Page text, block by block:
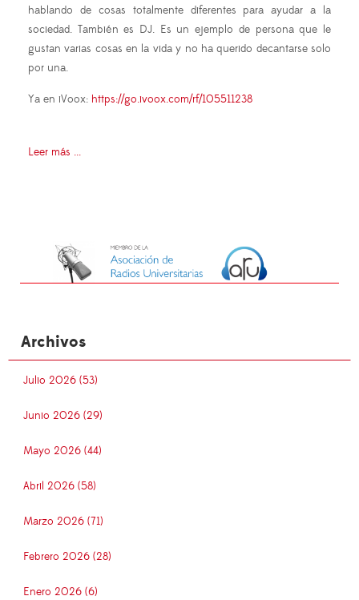
hablando de cosas totalmente diferentes para ayudar a la
sociedad. También es DJ. Es un ejemplo de persona que le
gustan varias cosas en la vida y no ha querido decantarse solo
por una.
Ya en iVoox: https://go.ivoox.com/rf/105511238
Leer más ...
Archivos
Julio 2026 (53)
Junio 2026 (29)
Mayo 2026 (44)
Abril 2026 (58)
Marzo 2026 (71)
Febrero 2026 (28)
Enero 2026 (6)